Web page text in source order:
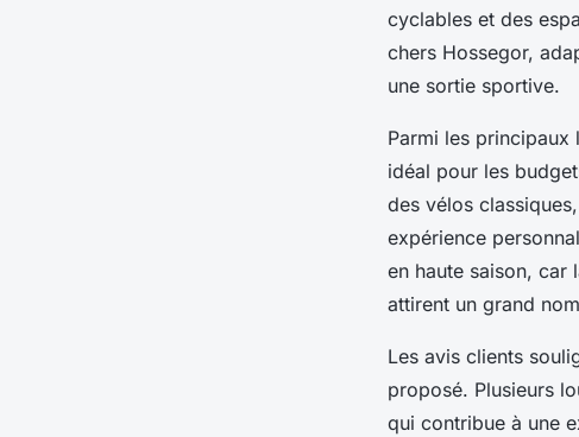
cyclables et des
chers Hossegor,
une sortie sportive.
Parmi les
idéal pour les
des vélos
expérience
en haute saison, car
attirent un grand
Les avis clients
proposé. Plusieurs
qui contribue à une